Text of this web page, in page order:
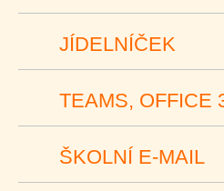
JÍDELNÍČEK
TEAMS, OFFICE
ŠKOLNÍ E-MAIL